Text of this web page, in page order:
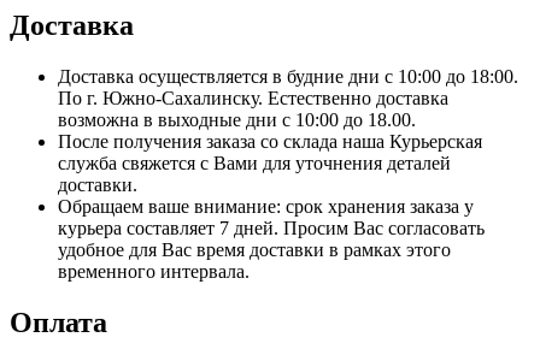
Доставка
Доставка осуществляется в будние дни с 10:00 до 18:00.
По г. Южно-Сахалинску. Естественно доставка
возможна в выходные дни с 10:00 до 18.00.
После получения заказа со склада наша Курьерская
служба свяжется с Вами для уточнения деталей
доставки.
Обращаем ваше внимание: срок хранения заказа у
курьера составляет 7 дней. Просим Вас согласовать
удобное для Вас время доставки в рамках этого
временного интервала.
Оплата